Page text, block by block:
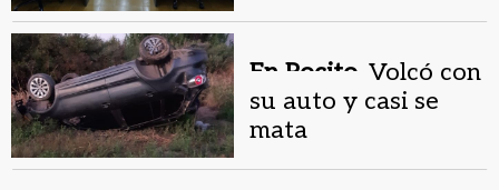
Pocito quedará libre
En Pocito. Volcó con
su auto y casi se
mata